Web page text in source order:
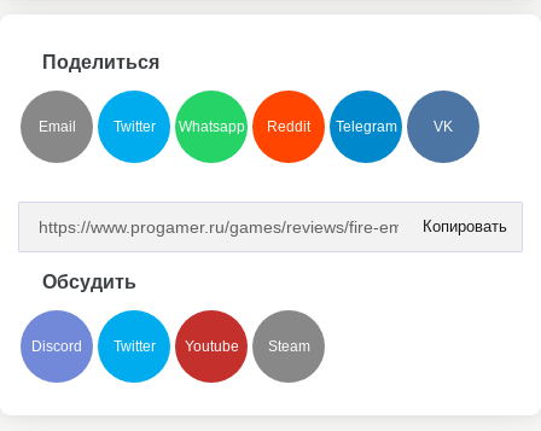
Поделиться
Email Twitter Whatsapp Reddit Telegram VK
Копировать
Обсудить
Discord Twitter Youtube Steam